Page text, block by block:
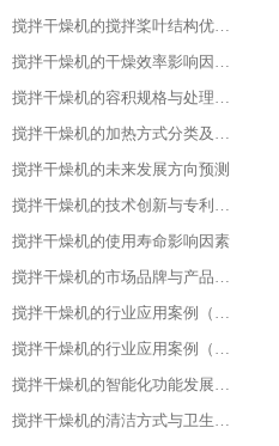
搅拌干燥机的搅拌桨叶结构优化方案
搅拌干燥机的干燥效率影响因素分析
搅拌干燥机的容积规格与处理量匹配
搅拌干燥机的加热方式分类及适用场景
搅拌干燥机的未来发展方向预测​
搅拌干燥机的技术创新与专利成果​
搅拌干燥机的使用寿命影响因素​
搅拌干燥机的市场品牌与产品对比​
搅拌干燥机的行业应用案例（化工行业）​
搅拌干燥机的行业应用案例（塑料行业）​
搅拌干燥机的智能化功能发展趋势​
搅拌干燥机的清洁方式与卫生标准